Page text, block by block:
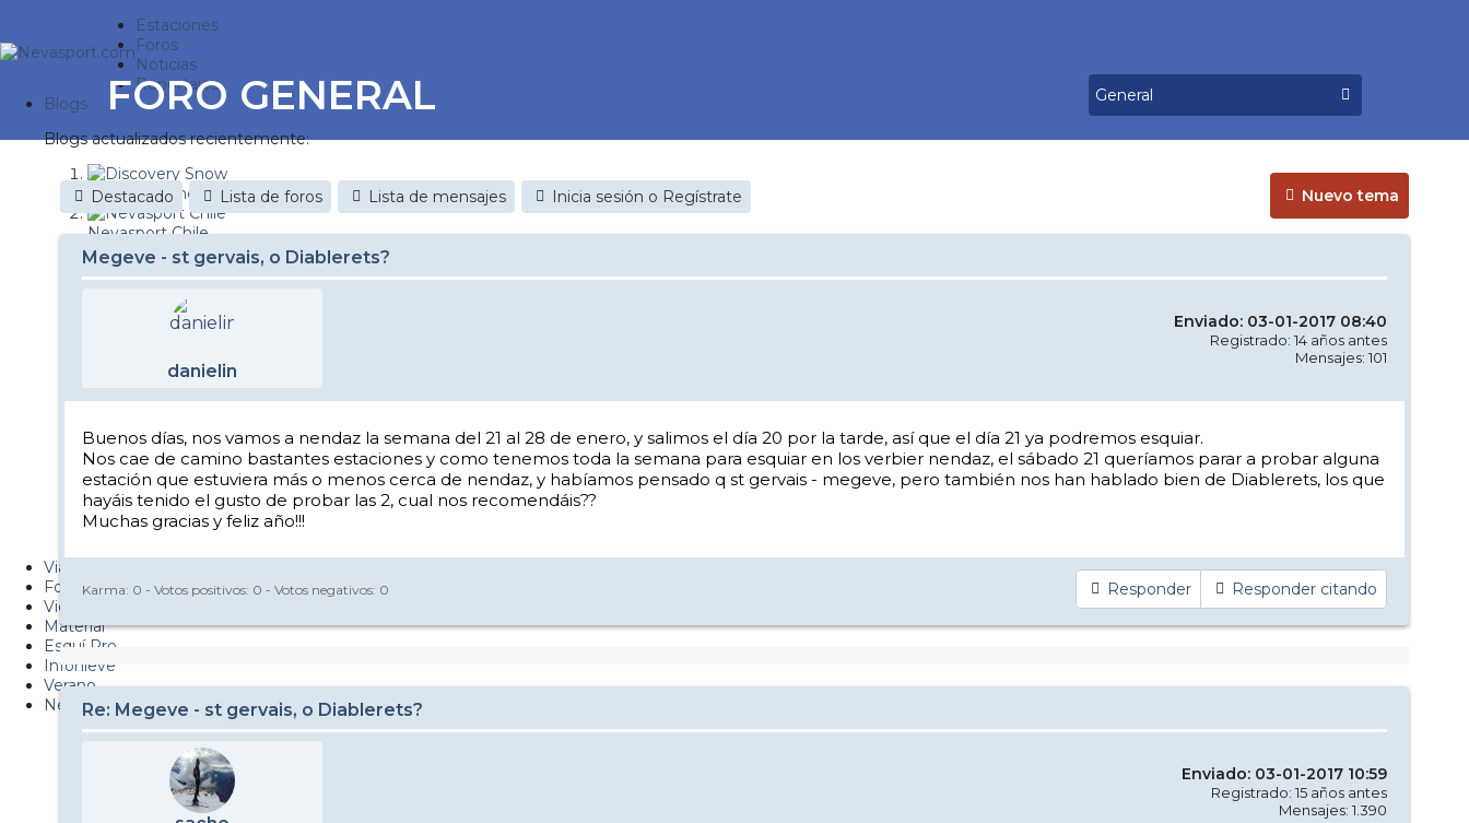
Estaciones
Foros
Noticias
Reportajes
Blogs
Blogs actualizados recientemente:
Discovery Snow
Nevasport Chile
Esquiaryviajar.com
nevasport blog
Diario de un friki
Revista NIX
Metiendo Cantos
Viajes
Fotos
Videos
Material
Esquí Pro
Infonieve
Verano
Nevalog
FORO GENERAL
Nuevo tema
Destacado Lista de foros Lista de mensajes Inicia sesión o Regístrate
Megeve - st gervais, o Diablerets?
danielin
Enviado: 03-01-2017 08:40
Registrado: 14 años antes
Mensajes: 101
Buenos días, nos vamos a nendaz la semana del 21 al 28 de enero, y salimos el día 20 por la tarde, así que el día 21 ya podremos esquiar.
Nos cae de camino bastantes estaciones y como tenemos toda la semana para esquiar en los verbier nendaz, el sábado 21 queríamos parar a probar alguna
estación que estuviera más o menos cerca de nendaz, y habíamos pensado q st gervais - megeve, pero también nos han hablado bien de Diablerets, los que
hayáis tenido el gusto de probar las 2, cual nos recomendáis??
Muchas gracias y feliz año!!!
Responder Responder citando
Karma: 0 - Votos positivos: 0 - Votos negativos: 0
Re: Megeve - st gervais, o Diablerets?
Enviado: 03-01-2017 10:59
Registrado: 15 años antes
Mensajes: 1.390